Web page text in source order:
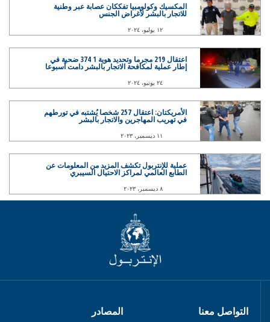
المكسيك وكولومبيا تفككان عصابة عبر وطنية
للاتجار بالبشر لأغراض الجنس
١٢ يوليو، ٢٠٢٤
اعتقال 219 مجرما وتحديد هوية 1 374 ضحية في
إطار عملية لمكافحة الاتجار بالبشر دامت أسبوعا
٢٤ يونيو، ٢٠٢٤
الأمريكتان: اعتقال 257 شخصا يُشتبه في تورطهم
في تهريب المهاجرين والاتجار بالبشر
١١ ديسمبر، ٢٠٢٣
عملية للإنتربول تكشف المزيد من المعلومات عن
الطابع العالمي لمراكز الاحتيال السيبري
٨ ديسمبر، ٢٠٢٣
التواصل معنا المصادر